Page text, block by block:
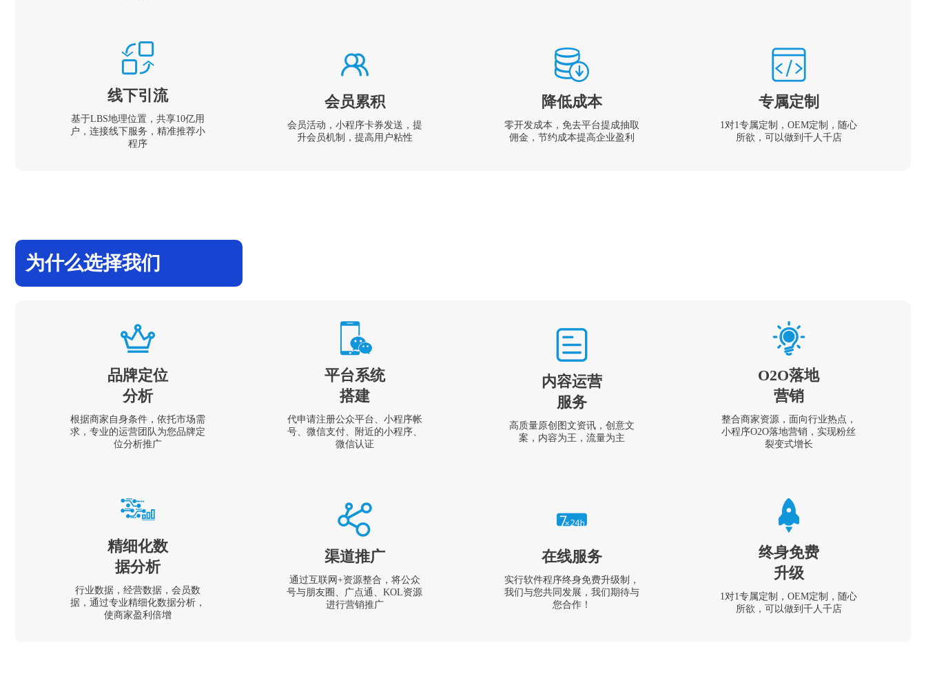
线下引流
基于LBS地理位置，共享10亿用
户，连接线下服务，精准推荐小
程序
会员累积
会员活动，小程序卡券发送，提
升会员机制，提高用户粘性
降低成本
零开发成本，免去平台提成抽取
佣金，节约成本提高企业盈利
专属定制
1对1专属定制，OEM定制，随心
所欲，可以做到千人千店
为什么选择我们
品牌定位
分析
根据商家自身条件，依托市场需
求，专业的运营团队为您品牌定
位分析推广
平台系统
搭建
代申请注册公众平台、小程序帐
号、微信支付、附近的小程序、
微信认证
内容运营
服务
高质量原创图文资讯，创意文
案，内容为王，流量为主
O2O落地
营销
整合商家资源，面向行业热点，
小程序O2O落地营销，实现粉丝
裂变式增长
精细化数
据分析
行业数据，经营数据，会员数
据，通过专业精细化数据分析，
使商家盈利倍增
渠道推广
通过互联网+资源整合，将公众
号与朋友圈、广点通、KOL资源
进行营销推广
在线服务
实行软件程序终身免费升级制，
我们与您共同发展，我们期待与
您合作！
终身免费
升级
1对1专属定制，OEM定制，随心
所欲，可以做到千人千店